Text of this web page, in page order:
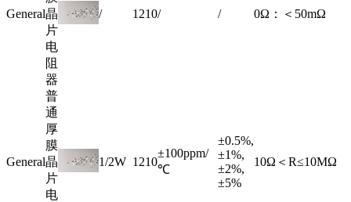
General晶
片
电
阻
器
/ 1210/ / 0Ω：＜50mΩ
General
普
通
厚
膜
晶
片
电
1/2W 1210
±100ppm/
℃
±0.5%,
±1%,
±2%,
±5%
10Ω＜R≤10MΩ